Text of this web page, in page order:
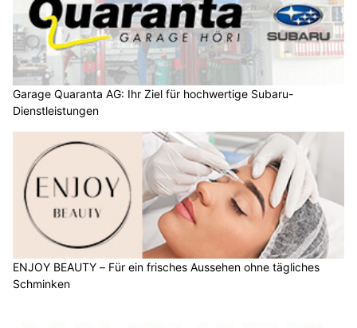
Garage Quaranta AG: Ihr Ziel für hochwertige Subaru-
Dienstleistungen
ENJOY BEAUTY – Für ein frisches Aussehen ohne tägliches
Schminken